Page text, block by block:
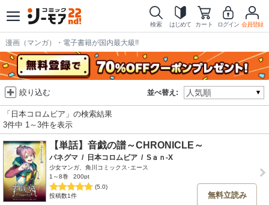
検索 はじめて カート ログイン 会員登録
漫画（マンガ）・電子書籍が国内最大級!!
並べ替え:
絞り込む
「日本コロムビア」の検索結果
3件中 1～3件を表示
【単話】音戯の譜～CHRONICLE～
パネグマ / 日本コロムビア / Sａｎ-X
少女マンガ、角川コミックス･エース
1～8巻
200pt
(5.0)
投稿数1件
無料立読み